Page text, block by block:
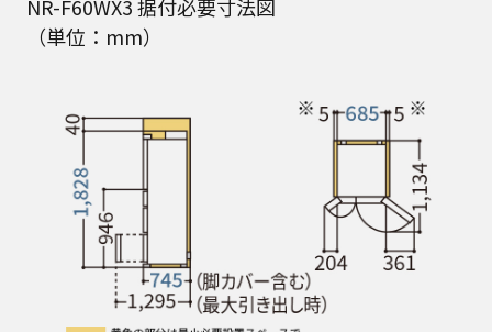
NR-F60WX3 据付必要寸法図
（単位：mm）